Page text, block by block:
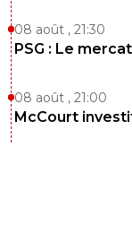
08 août , 21:30
PSG : Le
08 août , 21:00
McCourt